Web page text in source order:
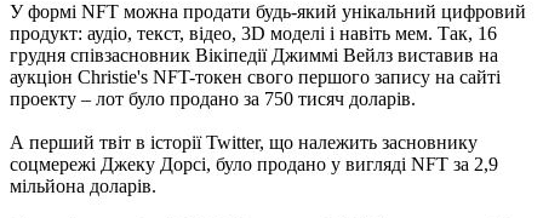
У формі NFT можна продати будь-який унікальний цифровий
продукт: аудіо, текст, відео, 3D моделі і навіть мем. Так, 16
грудня співзасновник Вікіпедії Джиммі Вейлз виставив на
аукціон Christie's NFT-токен свого першого запису на сайті
проекту – лот було продано за 750 тисяч доларів.
А перший твіт в історії Twitter, що належить засновнику
соцмережі Джеку Дорсі, було продано у вигляді NFT за 2,9
мільйона доларів.